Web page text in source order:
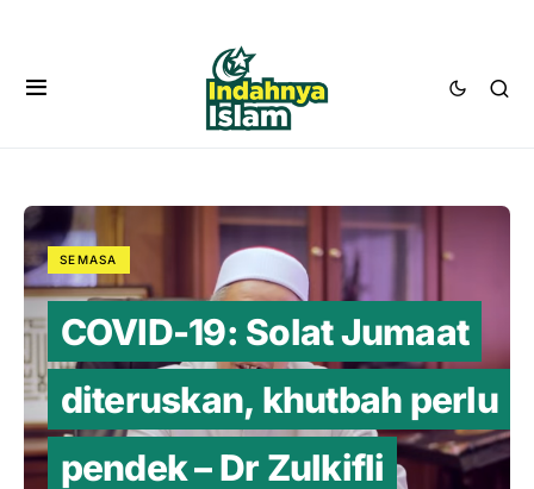
SEMASA
COVID-19: Solat Jumaat
diteruskan, khutbah perlu
pendek – Dr Zulkifli